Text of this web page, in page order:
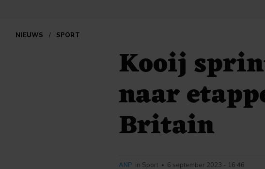
NIEUWS / SPORT
Kooij
naar
Britain
ANP in Sport • 6 september 2023 - 16:46